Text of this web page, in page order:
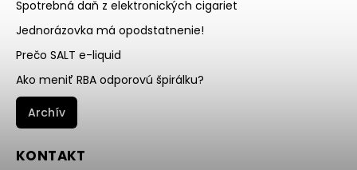
Spotrebná daň z elektronických cigariet
Jednorázovka má opodstatnenie!
Prečo SALT e-liquid
Ako meniť RBA odporovú špirálku?
Archív
KONTAKT